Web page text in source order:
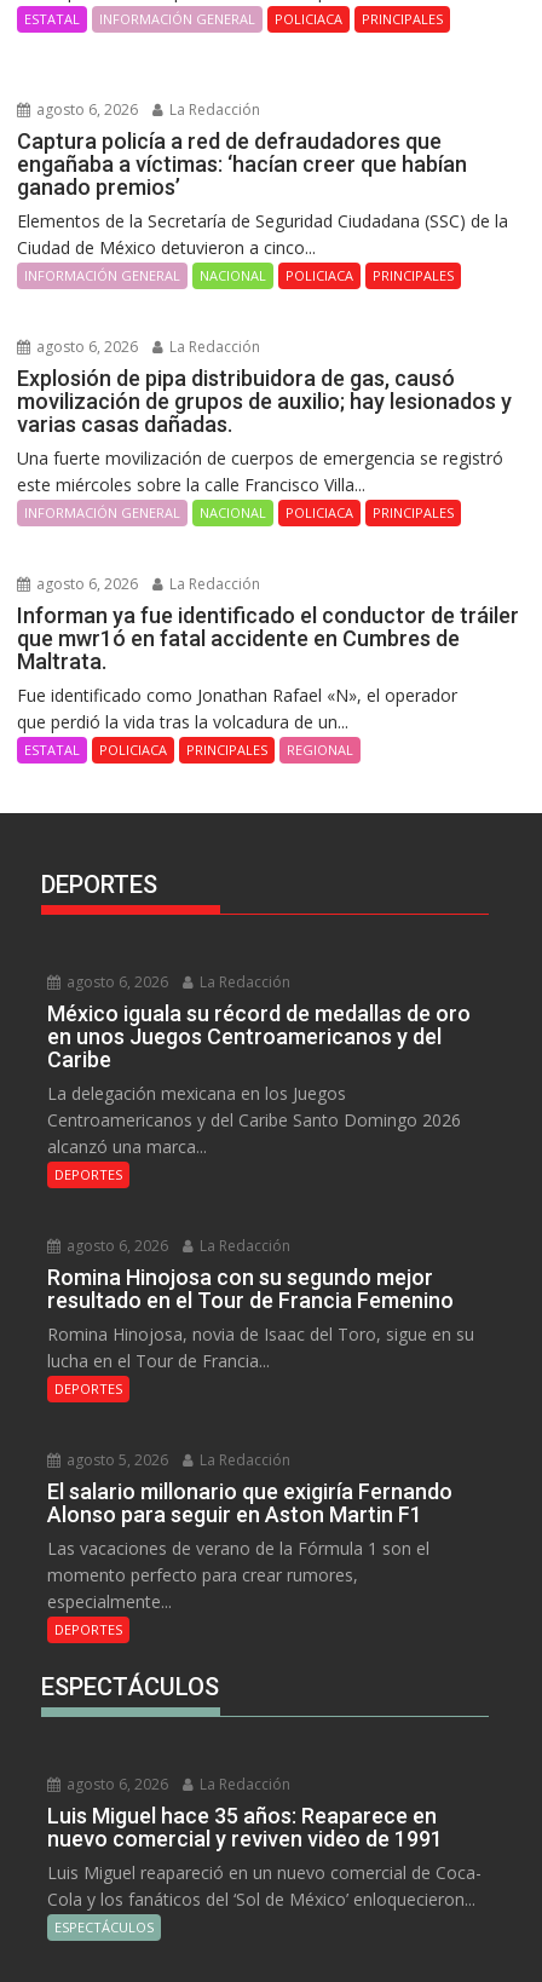
ESTATAL INFORMACIÓN GENERAL POLICIACA PRINCIPALES
agosto 6, 2026 La Redacción
Captura policía a red de defraudadores que
engañaba a víctimas: ‘hacían creer que habían
ganado premios’
Elementos de la Secretaría de Seguridad Ciudadana (SSC) de la
Ciudad de México detuvieron a cinco...
INFORMACIÓN GENERAL NACIONAL POLICIACA PRINCIPALES
agosto 6, 2026 La Redacción
Explosión de pipa distribuidora de gas, causó
movilización de grupos de auxilio; hay lesionados y
varias casas dañadas.
Una fuerte movilización de cuerpos de emergencia se registró
este miércoles sobre la calle Francisco Villa...
INFORMACIÓN GENERAL NACIONAL POLICIACA PRINCIPALES
agosto 6, 2026 La Redacción
Informan ya fue identificado el conductor de tráiler
que mwr1ó en fatal accidente en Cumbres de
Maltrata.
Fue identificado como Jonathan Rafael «N», el operador
que perdió la vida tras la volcadura de un...
ESTATAL POLICIACA PRINCIPALES REGIONAL
DEPORTES
agosto 6, 2026 La Redacción
México iguala su récord de medallas de oro
en unos Juegos Centroamericanos y del
Caribe
La delegación mexicana en los Juegos
Centroamericanos y del Caribe Santo Domingo 2026
alcanzó una marca...
DEPORTES
agosto 6, 2026 La Redacción
Romina Hinojosa con su segundo mejor
resultado en el Tour de Francia Femenino
Romina Hinojosa, novia de Isaac del Toro, sigue en su
lucha en el Tour de Francia...
DEPORTES
agosto 5, 2026 La Redacción
El salario millonario que exigiría Fernando
Alonso para seguir en Aston Martin F1
Las vacaciones de verano de la Fórmula 1 son el
momento perfecto para crear rumores,
especialmente...
DEPORTES
ESPECTÁCULOS
agosto 6, 2026 La Redacción
Luis Miguel hace 35 años: Reaparece en
nuevo comercial y reviven video de 1991
Luis Miguel reapareció en un nuevo comercial de Coca-
Cola y los fanáticos del ‘Sol de México’ enloquecieron...
ESPECTÁCULOS